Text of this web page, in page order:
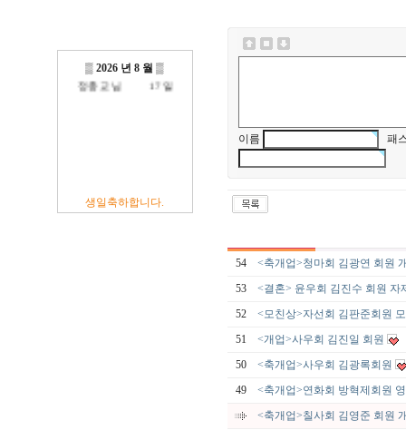
▒ 2026 년 8 월 ▒
전현주 님
01 일
이충훈 님
09 일
정충교 님
17 일
생일축하합니다.
이름 패
54
<축개업>청마회 김광연 회원
53
<결혼> 윤우회 김진수 회원 자
52
<모친상>자선회 김판준회원
51
<개업>사우회 김진일 회원
50
<축개업>사우회 김광록회원
49
<축개업>연화회 방혁제회원
<축개업>칠사회 김영준 회원